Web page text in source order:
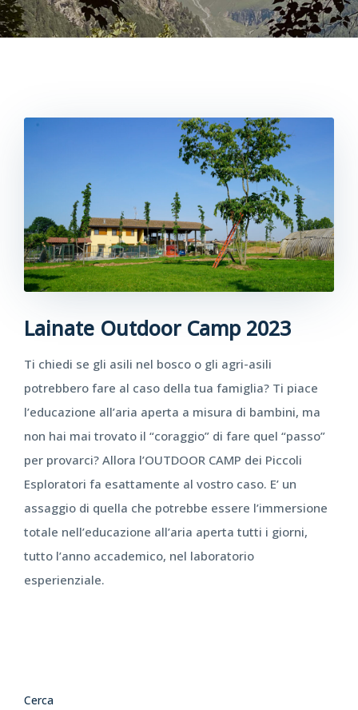
Lainate Outdoor Camp 2023
Ti chiedi se gli asili nel bosco o gli agri-asili
potrebbero fare al caso della tua famiglia? Ti piace
l’educazione all’aria aperta a misura di bambini, ma
non hai mai trovato il “coraggio” di fare quel “passo”
per provarci? Allora l’OUTDOOR CAMP dei Piccoli
Esploratori fa esattamente al vostro caso. E’ un
assaggio di quella che potrebbe essere l’immersione
totale nell’educazione all’aria aperta tutti i giorni,
tutto l’anno accademico, nel laboratorio
esperienziale.
Cerca